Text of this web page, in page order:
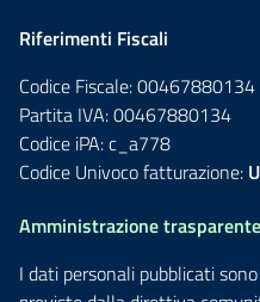
Riferimenti Fiscali
Codice Fiscale: 00467880134
Partita IVA: 00467880134
Codice iPA: c_a778
Codice Univoco fatturazione:
Amministrazione trasparente
I dati personali pubblicati